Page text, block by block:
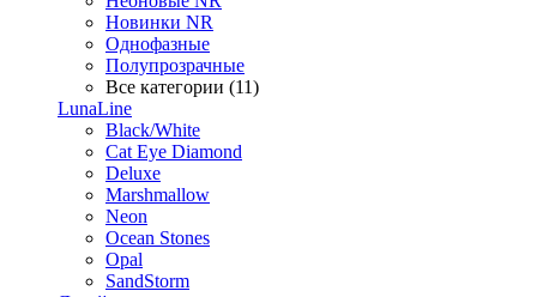
Новинки NR
Однофазные
Полупрозрачные
Все категории (11)
LunaLine
Black/White
Cat Eye Diamond
Deluxe
Marshmallow
Neon
Ocean Stones
Opal
SandStorm